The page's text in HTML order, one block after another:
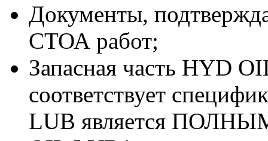
Документы,
СТОА работ;
Запасная часть HYD
соответствует
LUB является